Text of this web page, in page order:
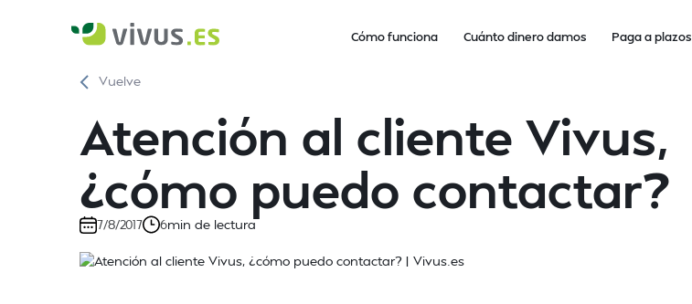
Cómo funciona Cuánto dinero damos Paga a plazos
Vuelve
Atención al cliente Vivus,
¿cómo puedo contactar?
7/8/2017 6min de lectura